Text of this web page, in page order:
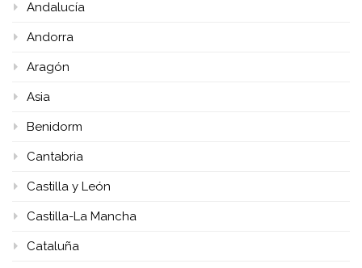
Andalucía
Andorra
Aragón
Asia
Benidorm
Cantabria
Castilla y León
Castilla-La Mancha
Cataluña